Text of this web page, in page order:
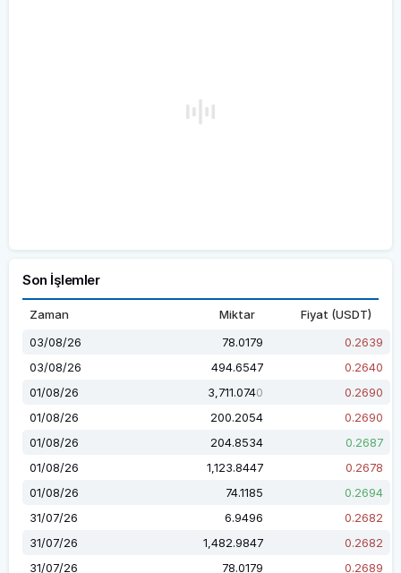
Son İşlemler
Zaman Miktar
Fiyat (USDT)
03/08/26
78.0179
0.2639
03/08/26
494.6547
0.2640
01/08/26
3,711.0740
0.2690
01/08/26
200.2054
0.2690
01/08/26
204.8534
0.2687
01/08/26
1,123.8447
0.2678
01/08/26
74.1185
0.2694
31/07/26
6.9496
0.2682
31/07/26
1,482.9847
0.2682
31/07/26
78.0179 0.2689